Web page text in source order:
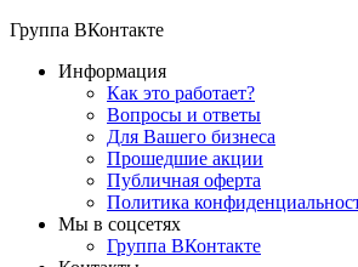
Группа ВКонтакте